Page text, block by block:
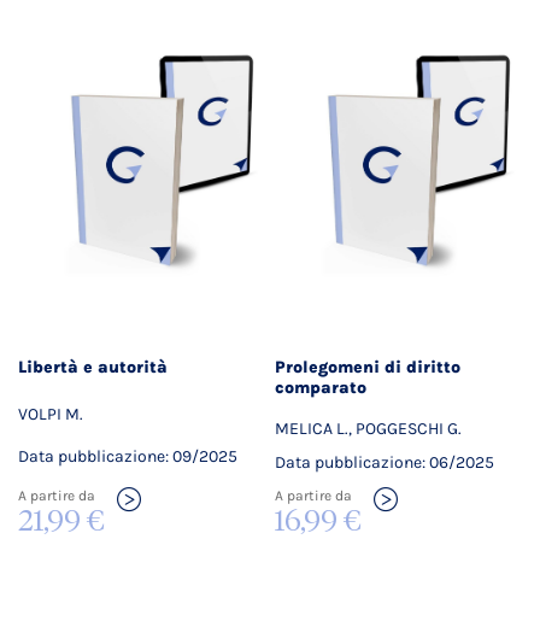
Libertà e autorità
VOLPI M.
Data pubblicazione: 09/2025
A partire da
21,99 €
Prolegomeni di diritto
comparato
MELICA L., POGGESCHI G.
Data pubblicazione: 06/2025
A partire da
16,99 €